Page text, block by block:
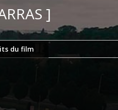
]
du film